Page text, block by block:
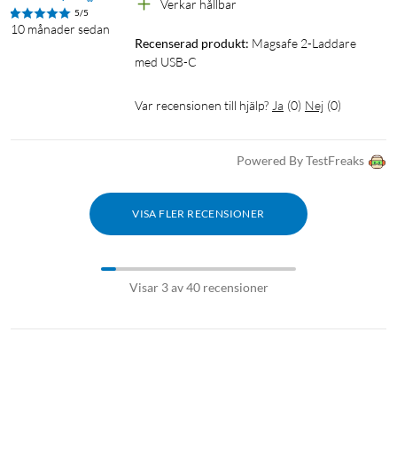
5/5
10 månader sedan
Verkar hållbar
Recenserad produkt: Magsafe 2-Laddare
med USB-C
Var recensionen till hjälp? Ja (0) Nej (0)
Powered By TestFreaks
VISA FLER RECENSIONER
Visar 3 av 40 recensioner